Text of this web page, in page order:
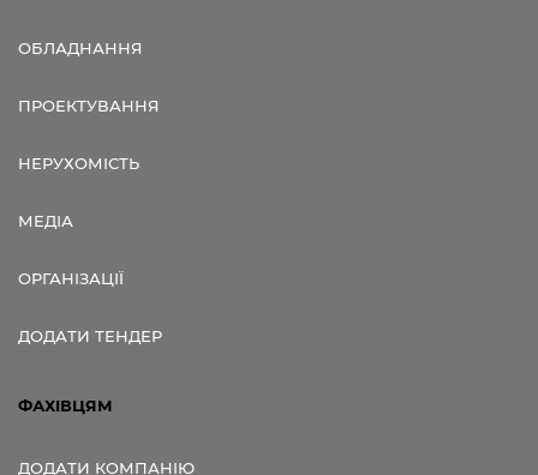
ОБЛАДНАННЯ
ПРОЕКТУВАННЯ
НЕРУХОМІСТЬ
МЕДІА
ОРГАНІЗАЦІЇ
ДОДАТИ ТЕНДЕР
ФАХІВЦЯМ
ДОДАТИ КОМПАНІЮ